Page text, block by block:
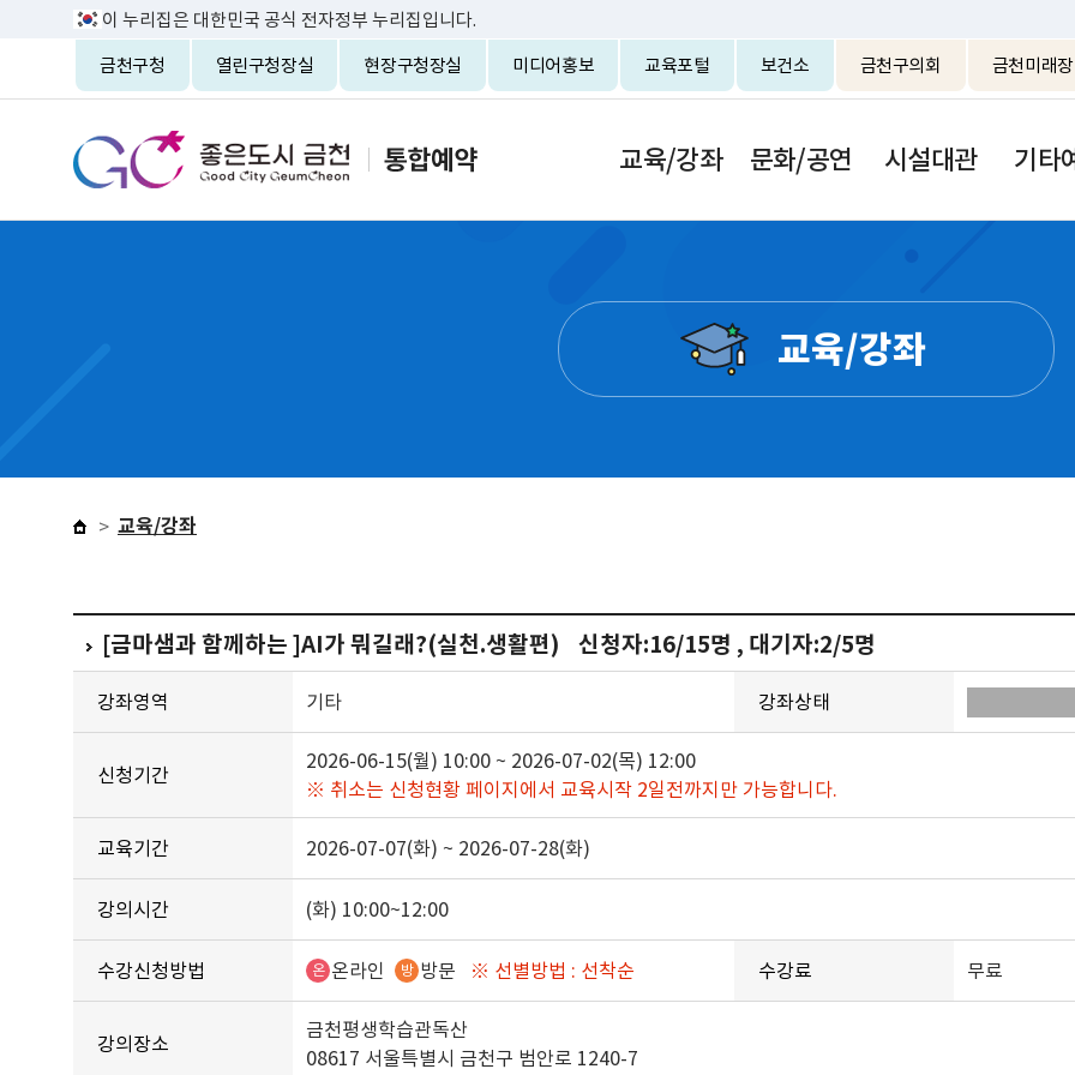
이 누리집은 대한민국 공식 전자정부 누리집입니다.
금천구청 열린구청장실 현장구청장실 미디어홍보 교육포털 보건소 금천구의회 금천미래
교육/강좌 문화/공연 시설대관 기타
교육/강좌
교육/강좌
[금마샘과 함께하는 ]AI가 뭐길래?(실천.생활편) 신청자:16/15명 , 대기자:2/5명
강좌영역 기타 강좌상태
신청기간
2026-06-15(월) 10:00 ~ 2026-07-02(목) 12:00
※ 취소는 신청현황 페이지에서 교육시작 2일전까지만 가능합니다.
교육기간 2026-07-07(화) ~ 2026-07-28(화)
강의시간 (화) 10:00~12:00
수강신청방법 온 온라인 방 방문 ※ 선별방법 : 선착순 수강료 무료
강의장소
금천평생학습관독산
08617 서울특별시 금천구 범안로 1240-7